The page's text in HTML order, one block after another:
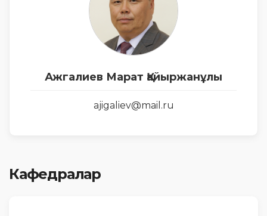
Ажгалиев Марат Қайыржанұлы
ajigaliev@mail.ru
Кафедралар